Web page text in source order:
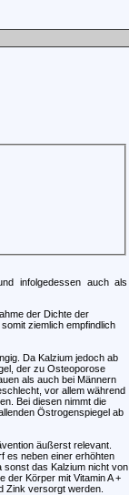
infolgedessen auch als
der Dichte der
ziemlich empfindlich
Da Kalzium jedoch ab
der zu Osteoporose
als auch bei Männern
vor allem während
Bei diesen nimmt die
Östrogenspiegel ab
äußerst relevant.
es neben einer erhöhten
sonst das Kalzium nicht von
der Körper mit Vitamin A +
Zink versorgt werden.